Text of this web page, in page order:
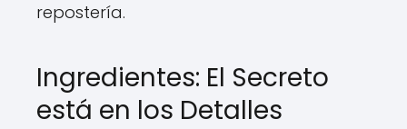
repostería.
Ingredientes: El Secreto
está en los Detalles